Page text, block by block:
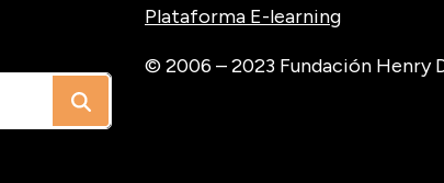
Plataforma E-learning
© 2006 – 2023 Fundación Henry